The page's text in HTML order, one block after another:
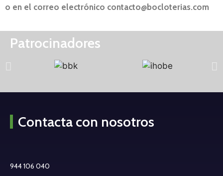
o en el correo electrónico contacto@bocloterias.com
Patrocinadores
Contacta con nosotros
944 106 040